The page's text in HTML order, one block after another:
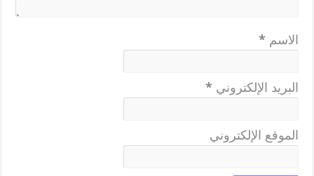
الاسم *
البريد الإلكتروني *
الموقع الإلكتروني